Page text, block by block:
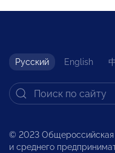
Русский English
© 2023 Общероссийская
и среднего